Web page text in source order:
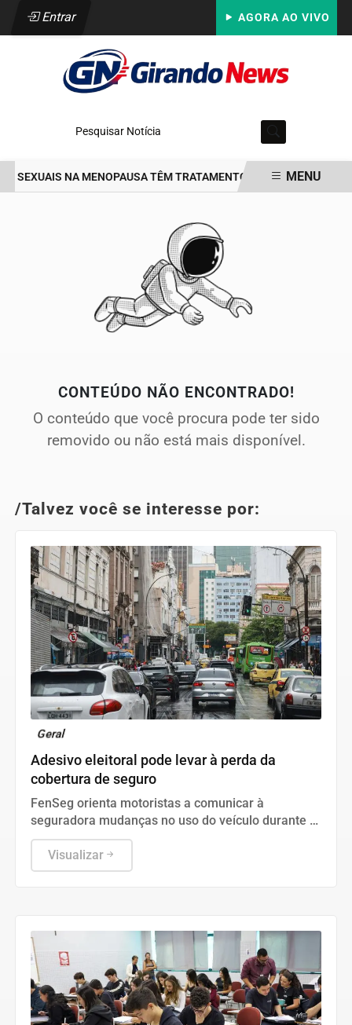
Entrar AGORA AO VIVO
Pesquisar Notícia
SEXUAIS NA MENOPAUSA TÊM TRATAMENTO, DIZ ESPECIALISTA
MENU
CONTEÚDO NÃO ENCONTRADO!
O conteúdo que você procura pode ter sido
removido ou não está mais disponível.
/Talvez você se interesse por:
Geral
Adesivo eleitoral pode levar à perda da
cobertura de seguro
FenSeg orienta motoristas a comunicar à
seguradora mudanças no uso do veículo durante a
campanha
Visualizar